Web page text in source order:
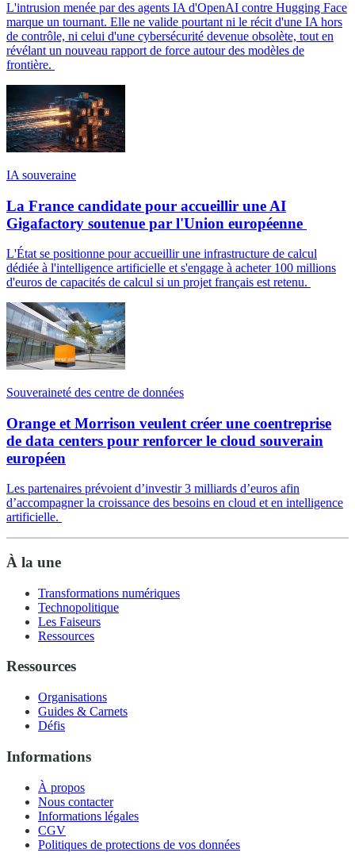
L'intrusion menée par des agents IA d'OpenAI contre Hugging Face
marque un tournant. Elle ne valide pourtant ni le récit d'une IA hors
de contrôle, ni celui d'une cybersécurité devenue obsolète, tout en
révélant un nouveau rapport de force autour des modèles de
frontière.
IA souveraine
La France candidate pour accueillir une AI
Gigafactory soutenue par l'Union européenne
L'État se positionne pour accueillir une infrastructure de calcul
dédiée à l'intelligence artificielle et s'engage à acheter 100 millions
d'euros de capacités de calcul si un projet français est retenu.
Souveraineté des centre de données
Orange et Morrison veulent créer une coentreprise
de data centers pour renforcer le cloud souverain
européen
Les partenaires prévoient d’investir 3 milliards d’euros afin
d’accompagner la croissance des besoins en cloud et en intelligence
artificielle.
À la une
Transformations numériques
Technopolitique
Les Faiseurs
Ressources
Ressources
Organisations
Guides & Carnets
Défis
Informations
À propos
Nous contacter
Informations légales
CGV
Politiques de protections de vos données